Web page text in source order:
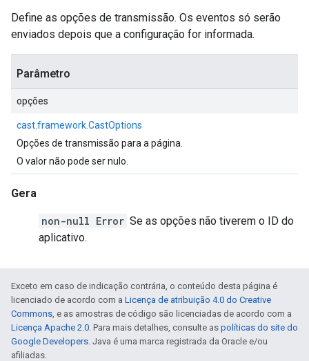
Define as opções de transmissão. Os eventos só serão
enviados depois que a configuração for informada.
Parâmetro
opções
cast.framework.CastOptions
Opções de transmissão para a página.
O valor não pode ser nulo.
Gera
non-null Error Se as opções não tiverem o ID do
aplicativo.
Exceto em caso de indicação contrária, o conteúdo desta página é
licenciado de acordo com a Licença de atribuição 4.0 do Creative
Commons, e as amostras de código são licenciadas de acordo com a
Licença Apache 2.0. Para mais detalhes, consulte as políticas do site do
Google Developers. Java é uma marca registrada da Oracle e/ou
afiliadas.